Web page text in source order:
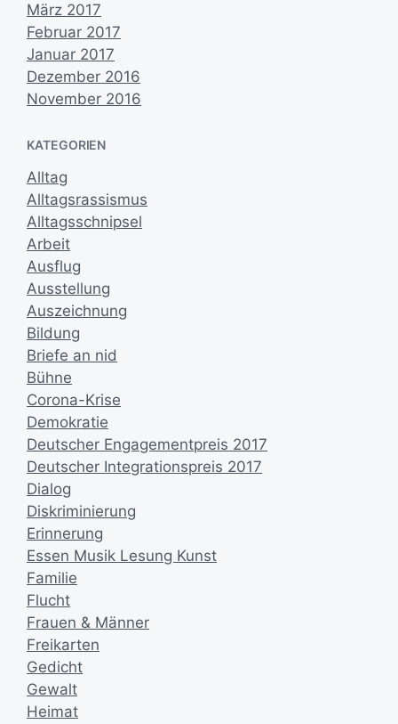
März 2017
Februar 2017
Januar 2017
Dezember 2016
November 2016
KATEGORIEN
Alltag
Alltagsrassismus
Alltagsschnipsel
Arbeit
Ausflug
Ausstellung
Auszeichnung
Bildung
Briefe an nid
Bühne
Corona-Krise
Demokratie
Deutscher Engagementpreis 2017
Deutscher Integrationspreis 2017
Dialog
Diskriminierung
Erinnerung
Essen Musik Lesung Kunst
Familie
Flucht
Frauen & Männer
Freikarten
Gedicht
Gewalt
Heimat